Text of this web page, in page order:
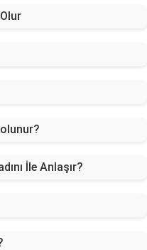
İle Anlaşır?